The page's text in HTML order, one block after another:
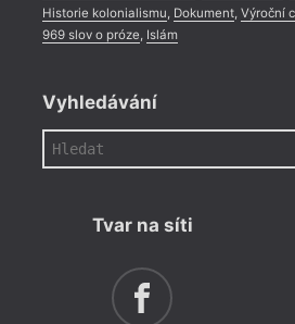
Historie kolonialismu Dokument, Výroční
969 slov o próze Islám
Vyhledávání
Tvar na síti